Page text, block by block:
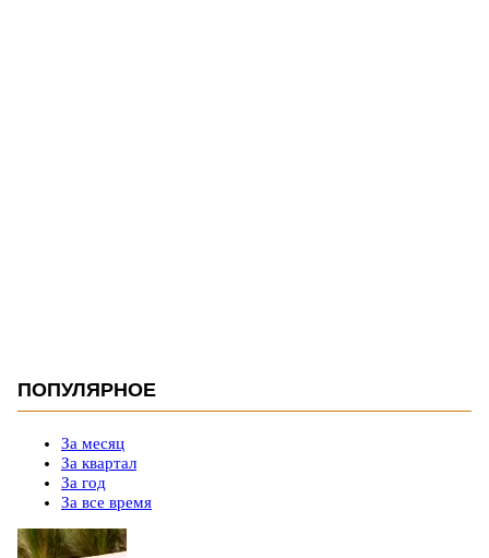
ПОПУЛЯРНОЕ
За месяц
За квартал
За год
За все время